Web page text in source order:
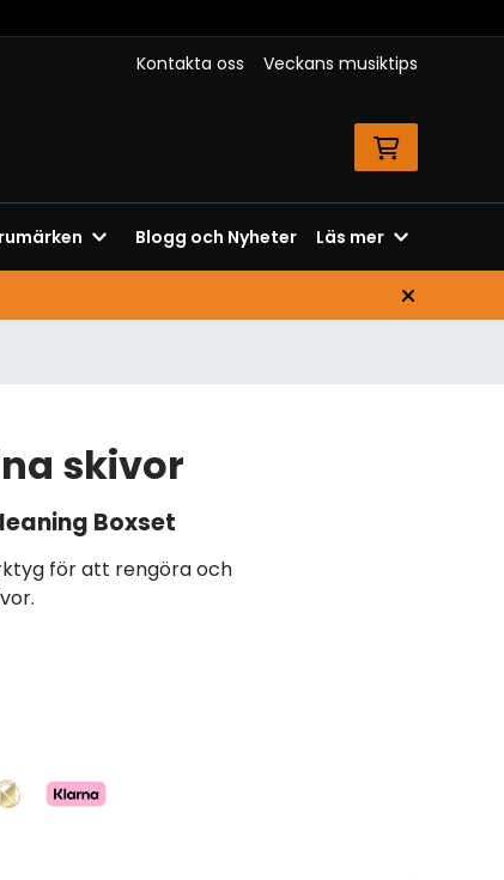
Kontakta oss Veckans musiktips
Blogg och Nyheter Läs mer
skivor
Boxset
för att rengöra och